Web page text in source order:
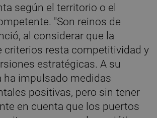
según el territorio o el
"Son reinos de
al considerar que la
criterios resta competitividad y
estratégicas. A su
ha impulsado medidas
positivas, pero sin tener
en cuenta que los puertos